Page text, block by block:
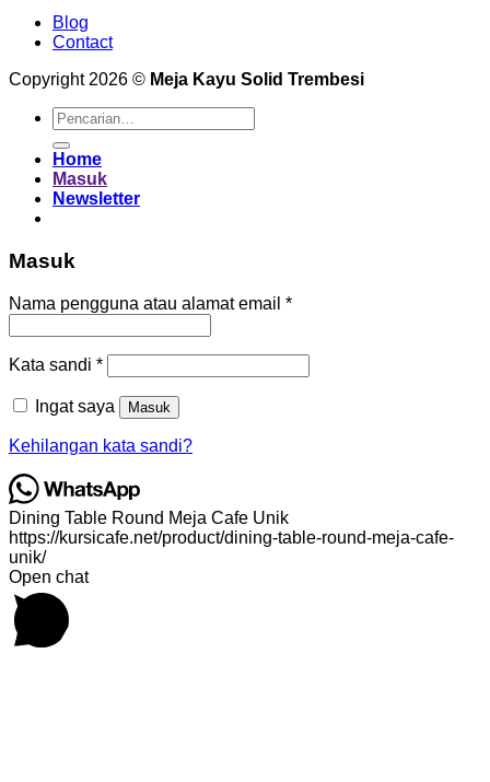
Blog
Contact
Copyright 2026 © Meja Kayu Solid Trembesi
Pencarian
untuk:
Home
Masuk
Newsletter
Masuk
Nama pengguna atau alamat email *Wajib
Kata sandi *Wajib
Ingat saya Masuk
Kehilangan kata sandi?
Dining Table Round Meja Cafe Unik
https://kursicafe.net/product/dining-table-round-meja-cafe-
unik/
Open chat